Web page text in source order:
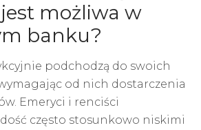
możliwa w
banku?
podchodzą do swoich
od nich dostarczenia
Emeryci i renciści
często stosunkowo niskimi